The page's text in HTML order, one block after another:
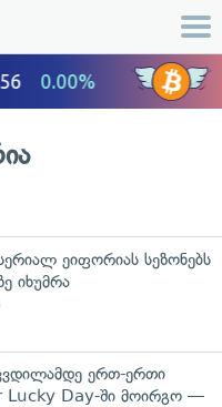
ეიფორიას სეზონებს
იხუმრა
ერთ-ერთი
Day-ში მოირგო —